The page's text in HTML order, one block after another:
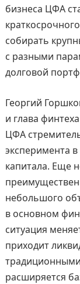
бизнеса ЦФА
собирать
с разными
долговой
Георгий
и глава
ЦФА
эксперимента
капитала. Еще
небольшого
в основном
ситуация
приходит
расширяется